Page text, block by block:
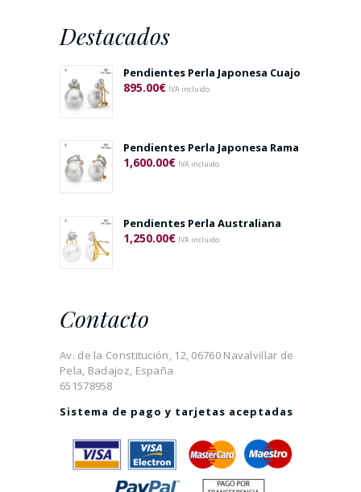
Destacados
Pendientes Perla Japonesa Cuajo
895.00€ IVA incluido
Pendientes Perla Japonesa Rama
1,600.00€ IVA incluido
Pendientes Perla Australiana
1,250.00€ IVA incluido
Contacto
Av. de la Constitución, 12, 06760 Navalvillar de
Pela, Badajoz, España
651578958
Sistema de pago y tarjetas aceptadas